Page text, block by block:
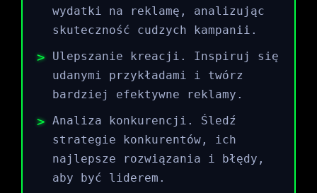
wydatki na reklamę, analizując
skuteczność cudzych kampanii.
Ulepszanie kreacji. Inspiruj się
udanymi przykładami i twórz
bardziej efektywne reklamy.
Analiza konkurencji. Śledź
strategie konkurentów, ich
najlepsze rozwiązania i błędy,
aby być liderem.